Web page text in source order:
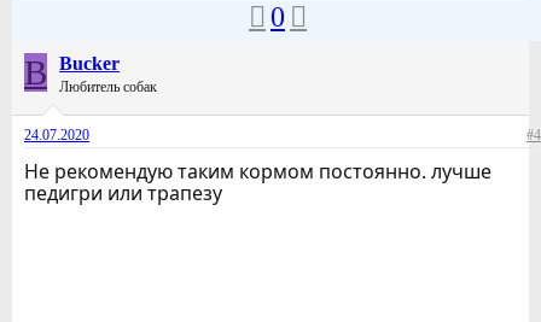
0
B Bucker
Любитель собак
24.07.2020 #4
Не рекомендую таким кормом постоянно. лучше
педигри или трапезу